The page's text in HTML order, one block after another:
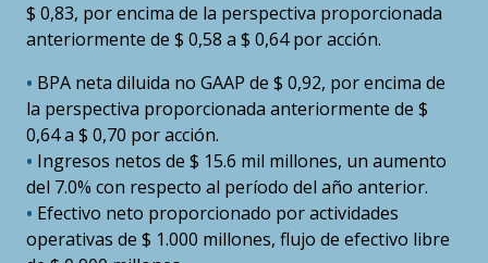
$ 0,83, por encima de la perspectiva proporcionada
anteriormente de $ 0,58 a $ 0,64 por acción.
• BPA neta diluida no GAAP de $ 0,92, por encima de
la perspectiva proporcionada anteriormente de $
0,64 a $ 0,70 por acción.
• Ingresos netos de $ 15.6 mil millones, un aumento
del 7.0% con respecto al período del año anterior.
• Efectivo neto proporcionado por actividades
operativas de $ 1.000 millones, flujo de efectivo libre